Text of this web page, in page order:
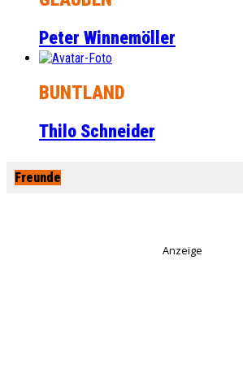
Peter Winnemöller
BUNTLAND
Thilo Schneider
Freunde
Anzeige